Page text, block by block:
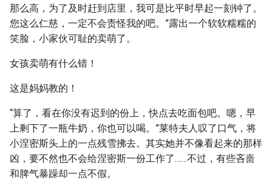
那么高，为了及时赶到店里，我可是比平时早起一刻钟了。
您这么仁慈，一定不会责怪我的吧。”露出一个软软糯糯的
笑脸，小家伙可耻的卖萌了。
女孩卖萌有什么错！
这是妈妈教的！
“算了，看在你没有迟到的份上，快点去吃面包吧。嗯，早
上剩下了一瓶牛奶，你也可以喝。”莱特夫人叹了口气，将
小涅密斯头上的一点残雪拂去。其实她并不像看起来的那样
凶，要不然也不会给涅密斯一份工作了……不过，有些吝啬
和脾气暴躁却一点不假。